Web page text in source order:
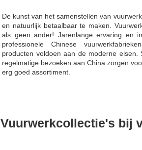
De kunst van het samenstellen van
en natuurlijk betaalbaar te maken.
als geen ander! Jarenlange ervaring en
professionele Chinese
producten voldoen aan de moderne eisen.
regelmatige bezoeken aan China zorgen
erg goed assortiment.
Vuurwerkcollectie's bij